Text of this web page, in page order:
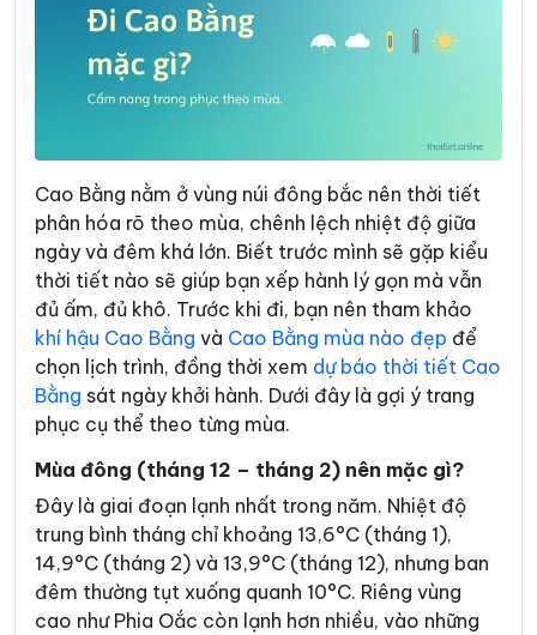
Cao Bằng nằm ở vùng núi đông bắc nên thời tiết
phân hóa rõ theo mùa, chênh lệch nhiệt độ giữa
ngày và đêm khá lớn. Biết trước mình sẽ gặp kiểu
thời tiết nào sẽ giúp bạn xếp hành lý gọn mà vẫn
đủ ấm, đủ khô. Trước khi đi, bạn nên tham khảo
khí hậu Cao Bằng và Cao Bằng mùa nào đẹp để
chọn lịch trình, đồng thời xem dự báo thời tiết Cao
Bằng sát ngày khởi hành. Dưới đây là gợi ý trang
phục cụ thể theo từng mùa.
Mùa đông (tháng 12 – tháng 2) nên mặc gì?
Đây là giai đoạn lạnh nhất trong năm. Nhiệt độ
trung bình tháng chỉ khoảng 13,6°C (tháng 1),
14,9°C (tháng 2) và 13,9°C (tháng 12), nhưng ban
đêm thường tụt xuống quanh 10°C. Riêng vùng
cao như Phia Oắc còn lạnh hơn nhiều, vào những